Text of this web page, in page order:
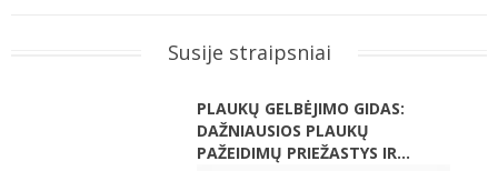
Susije straipsniai
PLAUKŲ GELBĖJIMO GIDAS:
DAŽNIAUSIOS PLAUKŲ
PAŽEIDIMŲ PRIEŽASTYS IR...